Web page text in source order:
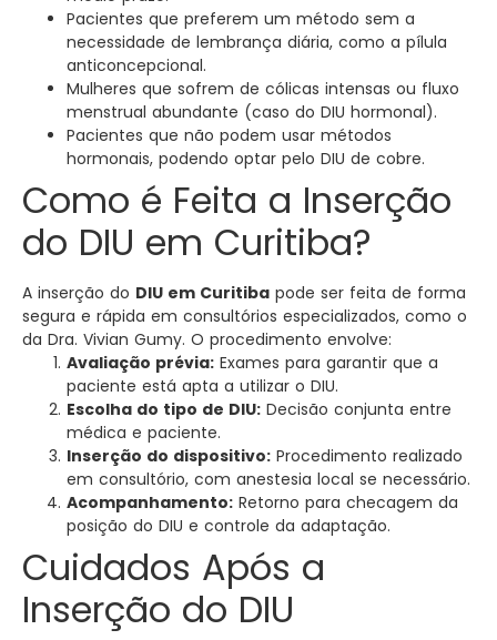
Pacientes que preferem um método sem a
necessidade de lembrança diária, como a pílula
anticoncepcional.
Mulheres que sofrem de cólicas intensas ou fluxo
menstrual abundante (caso do DIU hormonal).
Pacientes que não podem usar métodos
hormonais, podendo optar pelo DIU de cobre.
Como é Feita a Inserção
do DIU em Curitiba?
A inserção do DIU em Curitiba pode ser feita de forma
segura e rápida em consultórios especializados, como o
da Dra. Vivian Gumy. O procedimento envolve:
Avaliação prévia: Exames para garantir que a
paciente está apta a utilizar o DIU.
Escolha do tipo de DIU: Decisão conjunta entre
médica e paciente.
Inserção do dispositivo: Procedimento realizado
em consultório, com anestesia local se necessário.
Acompanhamento: Retorno para checagem da
posição do DIU e controle da adaptação.
Cuidados Após a
Inserção do DIU